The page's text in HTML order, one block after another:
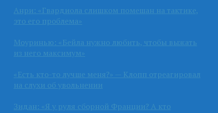
Анри: «Гвардиола слишком помешан на тактике,
это его проблема»
Моуринью: «Бейла нужно любить, чтобы выжать
из него максимум»
«Есть кто-то лучше меня?» — Клопп отреагировал
на слухи об увольнении
Зидан: «Я у руля сборной Франции? А кто